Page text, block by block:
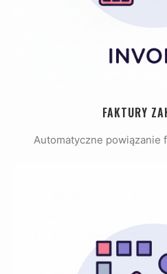
FAKTURY
Automatyczne powiązanie